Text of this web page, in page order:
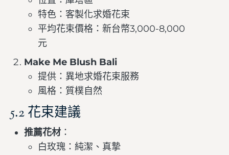
特色：客製化求婚花束
平均花束價格：新台幣3,000-8,000
元
Make Me Blush Bali
提供：異地求婚花束服務
風格：質樸自然
5.2 花束建議
推薦花材 ：
白玫瑰：純潔、真摯